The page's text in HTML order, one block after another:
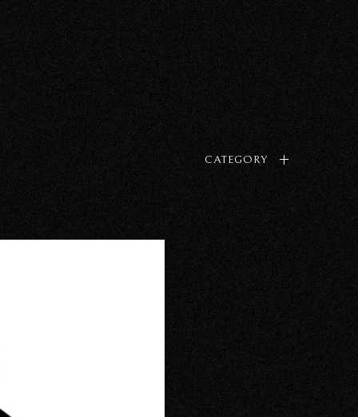
CATEGORY